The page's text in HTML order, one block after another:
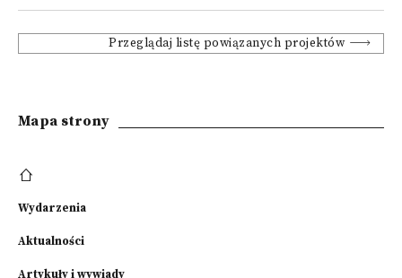
Przeglądaj listę powiązanych projektów
Mapa strony
Wydarzenia
Aktualności
Artykuły i wywiady